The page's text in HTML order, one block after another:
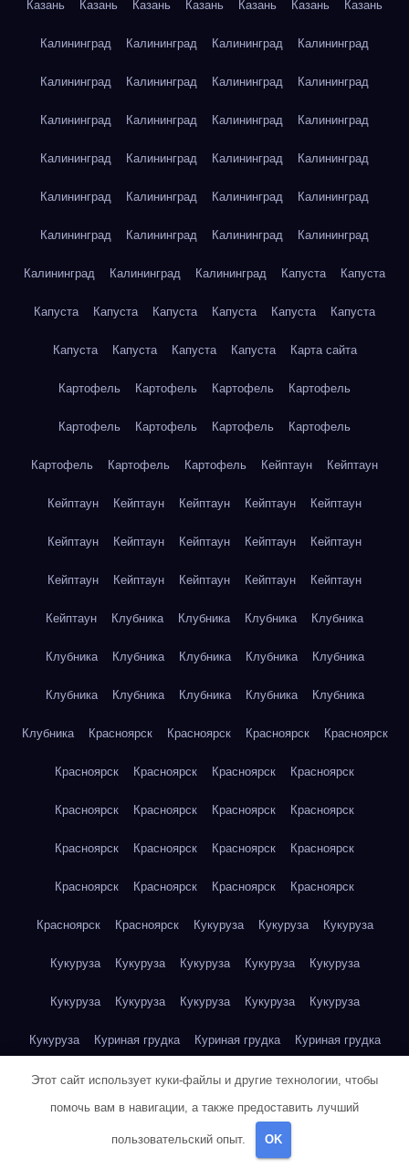
Казань Казань Казань Казань Казань Казань Казань
Калининград Калининград Калининград Калининград
Калининград Калининград Калининград Калининград
Калининград Калининград Калининград Калининград
Калининград Калининград Калининград Калининград
Калининград Калининград Калининград Калининград
Калининград Калининград Калининград Калининград
Калининград Калининград Калининград Капуста Капуста
Капуста Капуста Капуста Капуста Капуста Капуста
Капуста Капуста Капуста Капуста Карта сайта
Картофель Картофель Картофель Картофель
Картофель Картофель Картофель Картофель
Картофель Картофель Картофель Кейптаун Кейптаун
Кейптаун Кейптаун Кейптаун Кейптаун Кейптаун
Кейптаун Кейптаун Кейптаун Кейптаун Кейптаун
Кейптаун Кейптаун Кейптаун Кейптаун Кейптаун
Кейптаун Клубника Клубника Клубника Клубника
Клубника Клубника Клубника Клубника Клубника
Клубника Клубника Клубника Клубника Клубника
Клубника Красноярск Красноярск Красноярск Красноярск
Красноярск Красноярск Красноярск Красноярск
Красноярск Красноярск Красноярск Красноярск
Красноярск Красноярск Красноярск Красноярск
Красноярск Красноярск Красноярск Красноярск
Красноярск Красноярск Кукуруза Кукуруза Кукуруза
Кукуруза Кукуруза Кукуруза Кукуруза Кукуруза
Кукуруза Кукуруза Кукуруза Кукуруза Кукуруза
Кукуруза Куриная грудка Куриная грудка Куриная грудка
Куриная грудка Куриная грудка Куриная грудка
Куриная грудка Куриная грудка
Куриная грудка
Этот сайт использует куки-файлы и другие технологии, чтобы
помочь вам в навигации, а также предоставить лучший
пользовательский опыт. OK